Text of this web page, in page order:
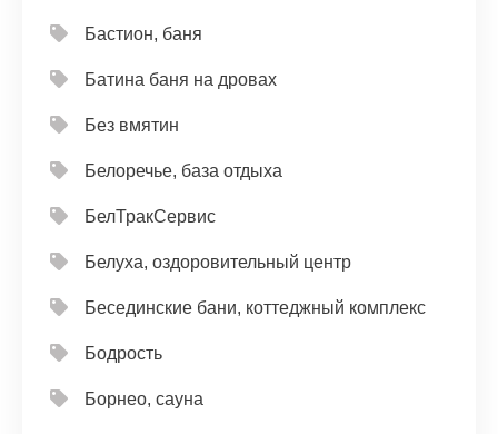
Бастион, баня
Батина баня на дровах
Без вмятин
Белоречье, база отдыха
БелТракСервис
Белуха, оздоровительный центр
Бесединские бани, коттеджный комплекс
Бодрость
Борнео, сауна